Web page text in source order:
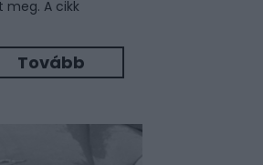
meg. A cikk
Tovább